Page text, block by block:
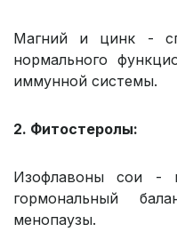
Магний и цинк -
нормального
иммунной системы.
2. Фитостеролы:
Изофлавоны сои -
гормональный
менопаузы.